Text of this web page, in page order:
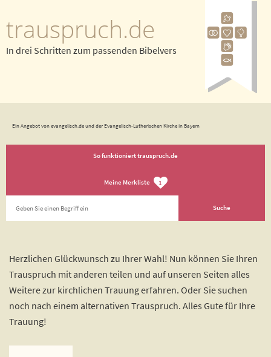
trauspruch.de
In drei Schritten zum passenden Bibelvers
Ein Angebot von evangelisch.de und der Evangelisch-Lutherischen Kirche in Bayern
So funktioniert trauspruch.de
Meine Merkliste 1
Herzlichen Glückwunsch zu Ihrer Wahl! Nun können Sie Ihren
Trauspruch mit anderen teilen und auf unseren Seiten alles
Weitere zur kirchlichen Trauung erfahren. Oder Sie suchen
noch nach einem alternativen Trauspruch. Alles Gute für Ihre
Trauung!